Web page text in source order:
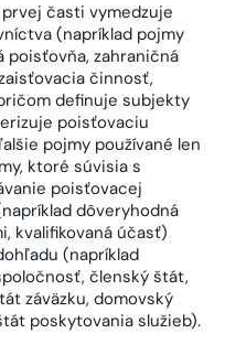
časti vymedzuje
(napríklad pojmy
poisťovňa, zahraničná
činnosť,
definuje subjekty
poisťovaciu
pojmy používané len
ktoré súvisia s
poisťovacej
dôveryhodná
kvalifikovaná účasť)
(napríklad
členský štát,
záväzku, domovský
poskytovania služieb).